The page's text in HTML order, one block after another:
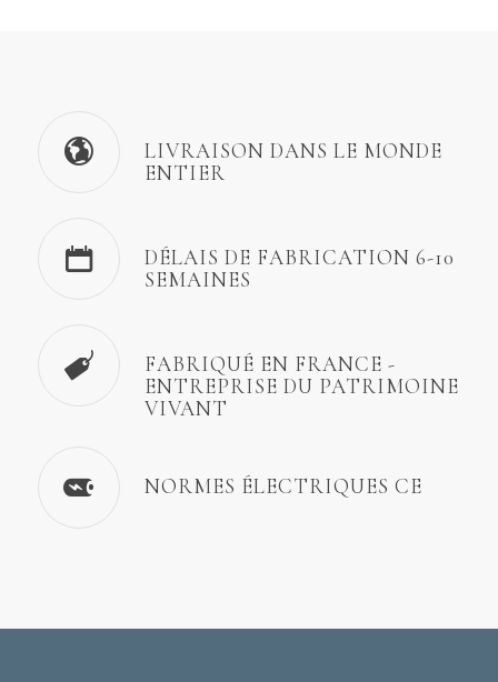
LIVRAISON DANS LE MONDE
ENTIER
DÉLAIS DE FABRICATION 6-10
SEMAINES
FABRIQUÉ EN FRANCE -
ENTREPRISE DU PATRIMOINE
VIVANT
NORMES ÉLECTRIQUES CE